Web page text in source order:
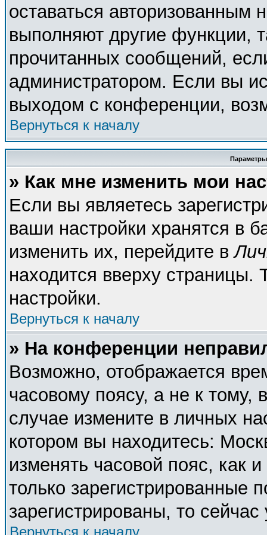
оставаться авторизованным
выполняют другие функции,
прочитанных сообщений,
администратором. Если вы
выходом с конференции,
Вернуться к началу
Параметры
» Как мне изменить мои
Если вы являетесь
ваши настройки хранятся в
изменить их, перейдите в
находится вверху
настройки.
Вернуться к началу
» На конференции
Возможно, отображается
часовому поясу, а не к тому,
случае измените в личных
котором вы находитесь:
изменять часовой пояс, как
только зарегистрированные
зарегистрированы, то
Вернуться к началу